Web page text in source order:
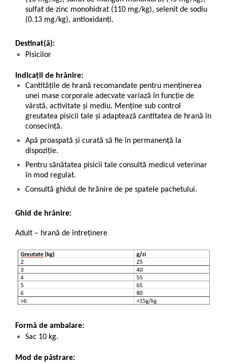
sulfat de zinc monohidrat (110 mg/kg), selenit de sodiu
(0.13 mg/kg), antioxidanți.
Destinat(ă):
Pisicilor
Indicații de hrănire:
Cantitățile de hrană recomandate pentru menținerea
unei mase corporale adecvate variază în funcție de
vârstă, activitate și mediu. Menține sub control
greutatea pisicii tale și adaptează cantitatea de hrană în
consecință.
Apă proaspată și curată să fie în permanență la
dispoziție.
Pentru sănătatea pisicii tale consultă medicul veterinar
în mod regulat.
Consultă ghidul de hrănire de pe spatele pachetului.
Ghid de hrănire:
Adult – hrană de întreținere
Formă de ambalare:
Sac 10 kg.
Mod de păstrare: